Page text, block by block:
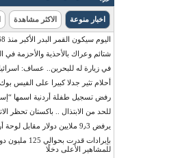
اخبار منوعة الاكثر مشاهدة
اليوم سيكون القمر البدر الأكبر منذ 68 سنة
شتائم وعراك بالأحذية والأحزمة في
في زيارة له للبحرين.. عساف: اسرائيل
أحلام تثير جدلا كبيرا على الفيس بوك
رفض تسجيل طفلة أردنية اسمها
للحد من الابتذال .. باكستان تحظر
يرفض 9٫3 ملايين دولار مقابل لوحة أرقام سيارته
بإيرادات قدرت
للمشاهير الأعلى دخلًا